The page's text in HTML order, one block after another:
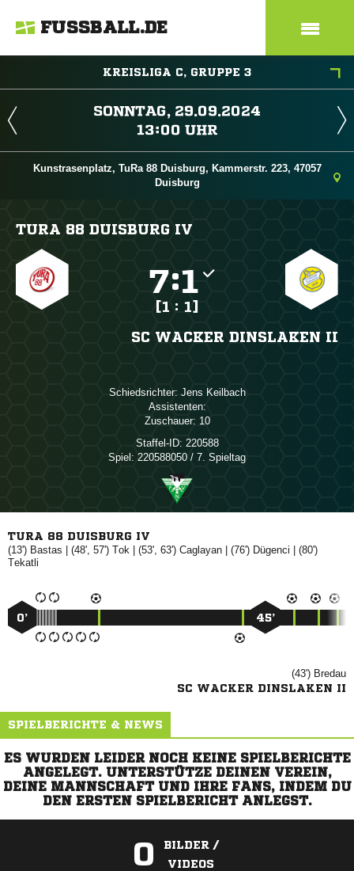
FUSSBALL.DE
KREISLIGA C, GRUPPE 3
 
 
Kunstrasenplatz, TuRa 88 Duisburg, Kammerstr. 223, 47057
Duisburg
TURA 88 DUISBURG IV
:
[1 : 1]
SC WACKER DINSLAKEN II
Schiedsrichter:  
Assistenten:
Zuschauer: 10
Staffel-ID: 220588
Spiel: 220588050 / 7. Spieltag
TURA 88 DUISBURG IV
(13')  | (48', 57')  | (53', 63')  | (76')  | (80')

0’ 45’
(43') 
SC WACKER DINSLAKEN II
SPIELBERICHTE & NEWS
ES WURDEN LEIDER NOCH KEINE SPIELBERICHTE
ANGELEGT. UNTERSTÜTZE DEINEN VEREIN,
DEINE MANNSCHAFT UND IHRE FANS, INDEM DU
DEN ERSTEN SPIELBERICHT ANLEGST.
0
BILDER /
VIDEOS